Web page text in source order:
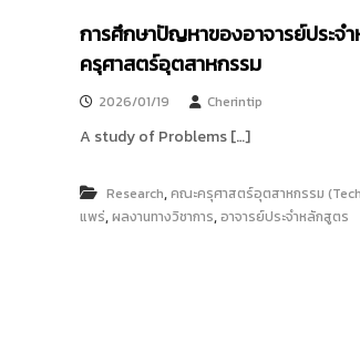
e
s
e
a
r
c
h
R
e
ย
เ
โ
โ
ล
การศึกษาปัญหาของอาจารย์ประจ
ครุศาสตร์อุตสาหกรรม
2026/01/19 Cherintip
A study of Problems […]
Research,คณะครุศาสตร์อุตสาหกรรม
แพร่,ผลงานทางวิชาการ,อาจารย์ประจำหลักสูตร